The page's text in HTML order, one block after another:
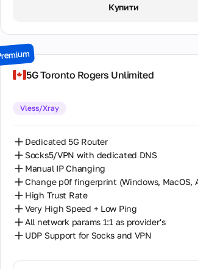
3 Дні / ∞ GB / $21.00
30 Днів / ∞ GB / $162.00
Купити
5G Toronto Rogers Unlimited
Vless/Xray
Dedicated 5G Router
Socks5/VPN with dedicated DNS
Manual IP Changing
Change p0f fingerprint (Windows, MacOS,
High Trust Rate
Very High Speed + Low Ping
All network params 1:1 as provider's
UDP Support for Socks and VPN